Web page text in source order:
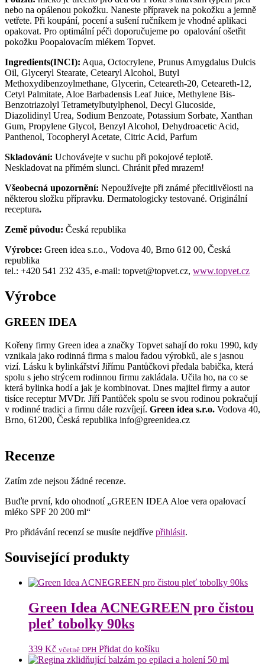
nebo na opálenou pokožku. Naneste přípravek na pokožku a jemně
vetřete. Při koupání, pocení a sušení ručníkem je vhodné aplikaci
opakovat. Pro optimální péči doporučujeme po opalování ošetřit
pokožku Poopalovacím mlékem Topvet.
Ingredients(INCI): Aqua, Octocrylene, Prunus Amygdalus Dulcis
Oil, Glyceryl Stearate, Cetearyl Alcohol, Butyl
Methoxydibenzoylmethane, Glycerin, Ceteareth-20, Ceteareth-12,
Cetyl Palmitate, Aloe Barbadensis Leaf Juice, Methylene Bis-
Benzotriazolyl Tetrametylbutylphenol, Decyl Glucoside,
Diazolidinyl Urea, Sodium Benzoate, Potassium Sorbate, Xanthan
Gum, Propylene Glycol, Benzyl Alcohol, Dehydroacetic Acid,
Panthenol, Tocopheryl Acetate, Citric Acid, Parfum
Skladování: Uchovávejte v suchu při pokojové teplotě.
Neskladovat na přímém slunci. Chránit před mrazem!
Všeobecná upozornění: Nepoužívejte při známé přecitlivělosti na
některou složku přípravku. Dermatologicky testované. Originální
receptura.
Země původu: Česká republika
Výrobce: Green idea s.r.o., Vodova 40, Brno 612 00, Česká
republika
tel.: +420 541 232 435, e-mail: topvet@topvet.cz, www.topvet.cz
Výrobce
GREEN IDEA
Kořeny firmy Green idea a značky Topvet sahají do roku 1990, kdy
vznikala jako rodinná firma s malou řadou výrobků, ale s jasnou
vizí. Lásku k bylinkářství Jiřímu Pantůčkovi předala babička, která
spolu s jeho strýcem rodinnou firmu zakládala. Učila ho, na co se
která bylinka hodí a jak je kombinovat. Dnes majitel firmy a autor
tisíce receptur MVDr. Jiří Pantůček spolu se svou rodinou pokračují
v rodinné tradici a firmu dále rozvíjejí. Green idea s.r.o. Vodova 40,
Brno, 61200, Česká republika info@greenidea.cz
Recenze
Zatím zde nejsou žádné recenze.
Buďte první, kdo ohodnotí „GREEN IDEA Aloe vera opalovací
mléko SPF 20 200 ml“
Pro přidávání recenzí se musíte nejdříve přihlásit.
Související produkty
Green Idea ACNEGREEN pro čistou
pleť tobolky 90ks
339 Kč včetně DPH Přidat do košíku